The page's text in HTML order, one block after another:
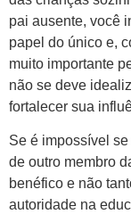
pai ausente, você
papel do único e,
muito importante
não se deve
fortalecer sua
Se é impossível
de outro membro
benéfico e não
autoridade na